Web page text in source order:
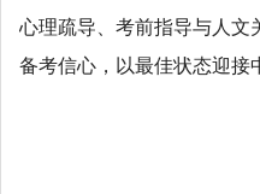
心理疏导、考前指导与人文
备考信心，以最佳状态迎接